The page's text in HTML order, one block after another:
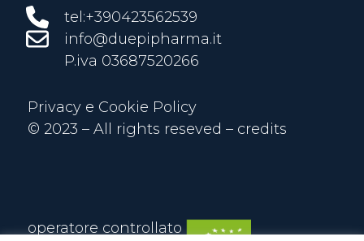
tel:+390423562539
info@duepipharma.it
P.iva 03687520266
Privacy e Cookie Policy
© 2023 – All rights reseved – credits
operatore controllato